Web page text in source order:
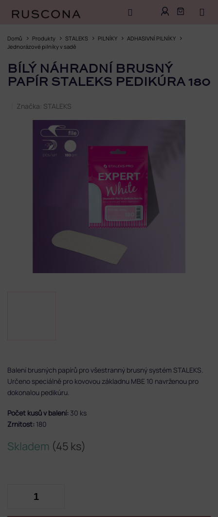
obsah
Domů Produkty STALEKS PILNÍKY
ADHASIVNÍ PILNÍKY
Jednorázové pilníky v sadě
BÍLÝ NÁHRADNÍ BRUSNÝ
PAPÍR STALEKS PEDIKÚRA 180
Značka: STALEKS
Skladem (45 ks)
Balení brusných papírů pro všestranný brusný systém STALEKS.
Určeno speciálně pro kovovou základnu MBE 10 navrženou pro
dokonalou pedikúru.
Počet kusů v balení: 30 ks
Zrnitost: 180